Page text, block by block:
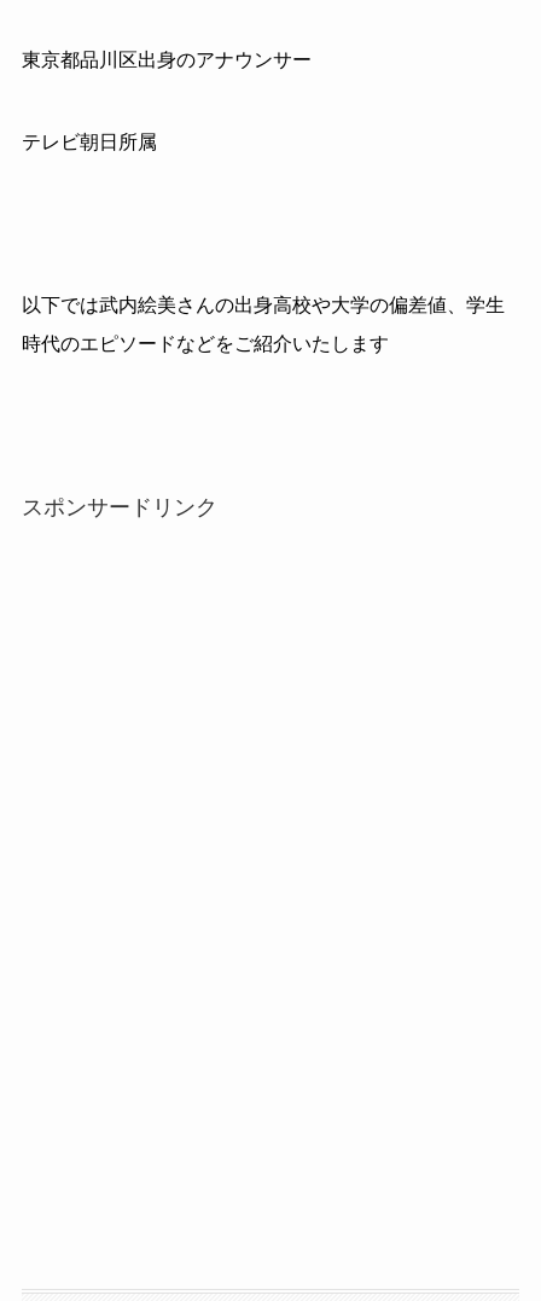
東京都品川区出身のアナウンサー
テレビ朝日所属
以下では武内絵美さんの出身高校や大学の偏差値、学生
時代のエピソードなどをご紹介いたします
スポンサードリンク